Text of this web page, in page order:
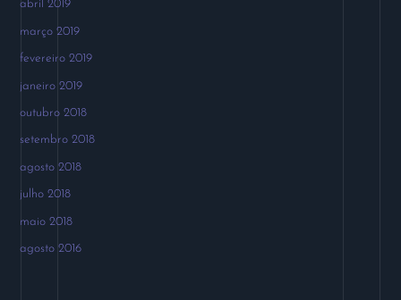
abril 2019
março 2019
fevereiro 2019
janeiro 2019
outubro 2018
setembro 2018
agosto 2018
julho 2018
maio 2018
agosto 2016